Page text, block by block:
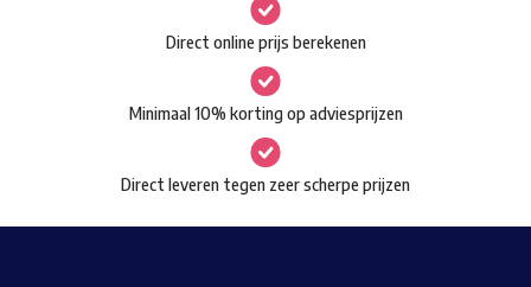
Waar ben je naar op zoek?
gekozen
worden
op
de
productpagina
Direct online prijs berekenen
Minimaal 10% korting op adviesprijzen
Direct leveren tegen zeer scherpe prijzen